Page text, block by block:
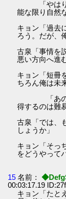
「やはり通
能な限り自然
キョン「過去
ろう。だが、
古泉「事情を
悪い方向へ進
キョン「短冊
ちろん俺は未
「あの狭い
得するのは難
古泉「では、
しょうか」
キョン「そっ
をどうやって
15 名前：
00:03:17.19
キョン「たと